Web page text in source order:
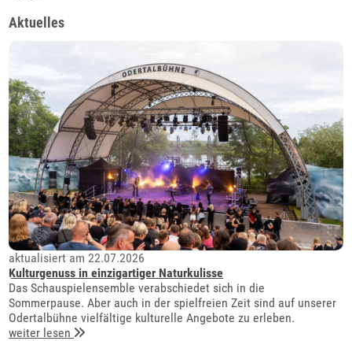
Aktuelles
aktualisiert am 22.07.2026
Kulturgenuss in einzigartiger Naturkulisse
Das Schauspielensemble verabschiedet sich in die
Sommerpause. Aber auch in der spielfreien Zeit sind auf unserer
Odertalbühne vielfältige kulturelle Angebote zu erleben.
weiter lesen